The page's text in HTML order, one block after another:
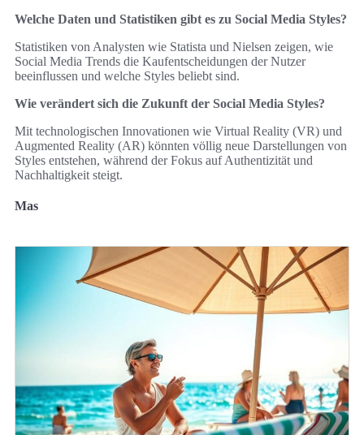
Welche Daten und Statistiken gibt es zu Social Media Styles?
Statistiken von Analysten wie Statista und Nielsen zeigen, wie
Social Media Trends die Kaufentscheidungen der Nutzer
beeinflussen und welche Styles beliebt sind.
Wie verändert sich die Zukunft der Social Media Styles?
Mit technologischen Innovationen wie Virtual Reality (VR) und
Augmented Reality (AR) könnten völlig neue Darstellungen von
Styles entstehen, während der Fokus auf Authentizität und
Nachhaltigkeit steigt.
Mas